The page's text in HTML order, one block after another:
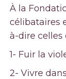
À la
célibataires
à-dire celles
1- Fuir la
2- Vivre